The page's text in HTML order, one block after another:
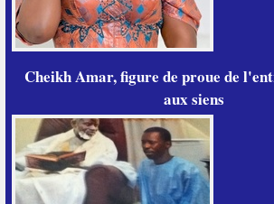
Cheikh Amar, figure de proue de
aux siens